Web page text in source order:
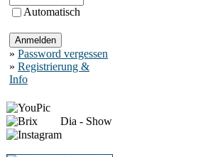
Automatisch
» Password vergessen
» Registrierung &
Info
Dia - Show